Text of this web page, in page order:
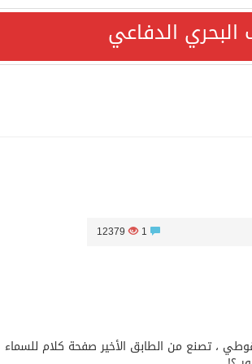
باستقرار السوق البترولية
الداعم لمغربية الصحراء*
البحري الدفاعي
12379
، تصنع من الطابق الأخير صفحة كلام للسماء